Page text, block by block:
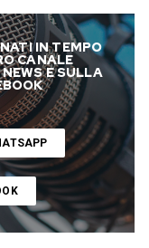
IN TEMPO
CANALE
E SULLA